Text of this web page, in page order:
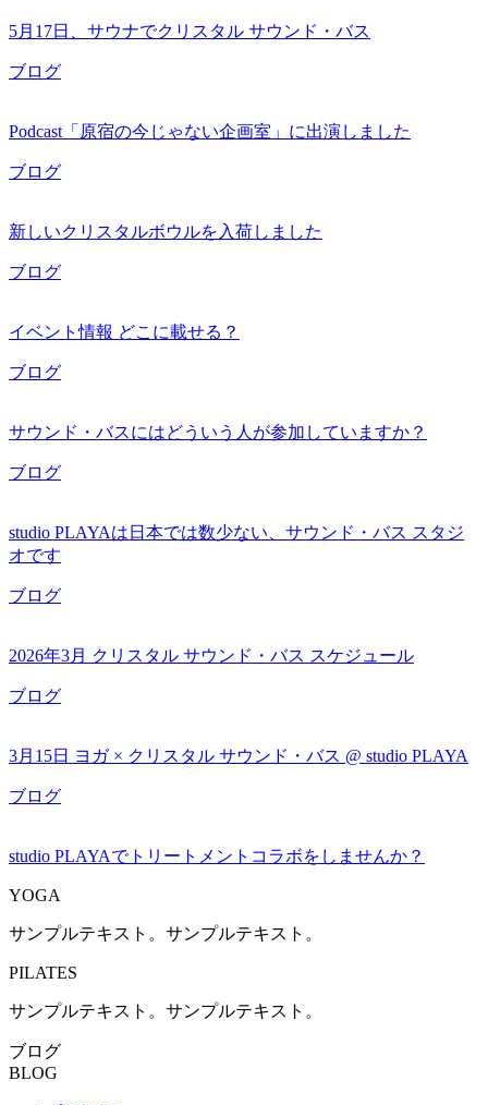
5月17日、サウナでクリスタル サウンド・バス
ブログ
Podcast「原宿の今じゃない企画室」に出演しました
ブログ
新しいクリスタルボウルを入荷しました
ブログ
イベント情報 どこに載せる？
ブログ
サウンド・バスにはどういう人が参加していますか？
ブログ
studio PLAYAは日本では数少ない、サウンド・バス スタジ
オです
ブログ
2026年3月 クリスタル サウンド・バス スケジュール
ブログ
3月15日 ヨガ × クリスタル サウンド・バス @ studio PLAYA
ブログ
studio PLAYAでトリートメントコラボをしませんか？
YOGA
サンプルテキスト。サンプルテキスト。
PILATES
サンプルテキスト。サンプルテキスト。
ブログ
BLOG